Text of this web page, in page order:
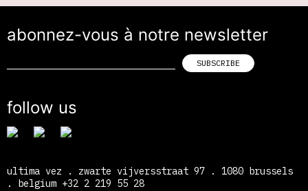
abonnez-vous à notre newsletter
follow us
ultima vez . zwarte vijversstraat 97 . 1080 brussels
. belgium +32 2 219 55 28